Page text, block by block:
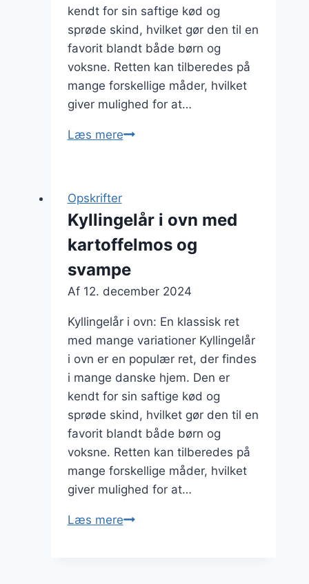
kendt for sin saftige kød og
sprøde skind, hvilket gør den til en
favorit blandt både børn og
voksne. Retten kan tilberedes på
mange forskellige måder, hvilket
giver mulighed for at…
Læs mereKyllingelår
og
svampe
Opskrifter
Kyllingelår i ovn med
kartoffelmos og
svampe
Af 12. december 2024
Kyllingelår i ovn: En klassisk ret
med mange variationer Kyllingelår
i ovn er en populær ret, der findes
i mange danske hjem. Den er
kendt for sin saftige kød og
sprøde skind, hvilket gør den til en
favorit blandt både børn og
voksne. Retten kan tilberedes på
mange forskellige måder, hvilket
giver mulighed for at…
Læs mereKyllingelår